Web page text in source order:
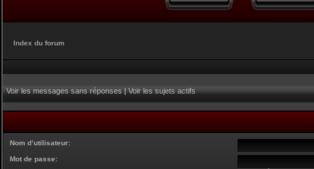
Index du forum
Voir les messages sans réponses|Voir les sujets actifs
Nom d’utilisateur:
Mot de passe: